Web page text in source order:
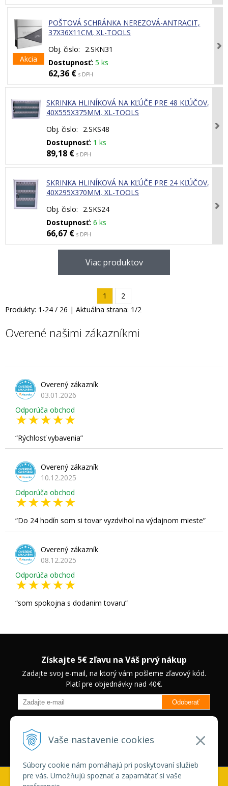
Vaše nastavenie cookies
Súbory cookie nám pomáhajú pri poskytovaní služieb
pre vás. Umožňujú spoznať a zapamätať si vaše
Akcia
POŠTOVÁ SCHRÁNKA NEREZOVÁ-ANTRACIT,
37X36X11CM, XL-TOOLS
Obj. čislo:
2.SKN31
Dostupnosť: 5 ks
62,36 € s DPH
SKRINKA HLINÍKOVÁ NA KĽÚČE PRE 48 KĽÚČOV,
40X555X375MM, XL-TOOLS
Obj. čislo:
2.SKS48
Dostupnosť: 1 ks
89,18 € s DPH
SKRINKA HLINÍKOVÁ NA KĽÚČE PRE 24 KĽÚČOV,
40X295X370MM, XL-TOOLS
Obj. čislo:
2.SKS24
Dostupnosť: 6 ks
66,67 € s DPH
Viac produktov
1
2
Produkty: 1 -24 / 26 | Aktuálna strana: 1/2
Overené našimi zákazníkmi
Overený zákazník
03.01.2026
Odporúča obchod
Rýchlosť vybavenia
Overený zákazník
10.12.2025
Odporúča obchod
Do 24 hodín som si tovar vyzdvihol na výdajnom mieste
Overený zákazník
08.12.2025
Odporúča obchod
som spokojna s dodanim tovaru
Získajte 5€ zľavu na Váš prvý nákup
Zadajte svoj e-mail, na ktorý vám pošleme zľavový kód.
Platí pre objednávky nad 40€.
Odoberať
zľavách na vybrané produkty.
Neplatí pre Veľkoobchodných
zákazníkov.